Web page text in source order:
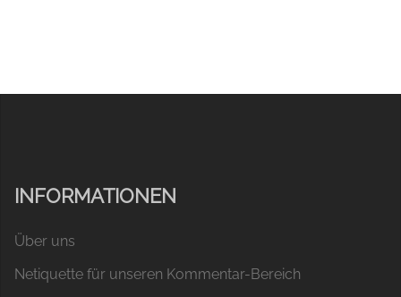
INFORMATIONEN
Über uns
Netiquette für unseren Kommentar-Bereich